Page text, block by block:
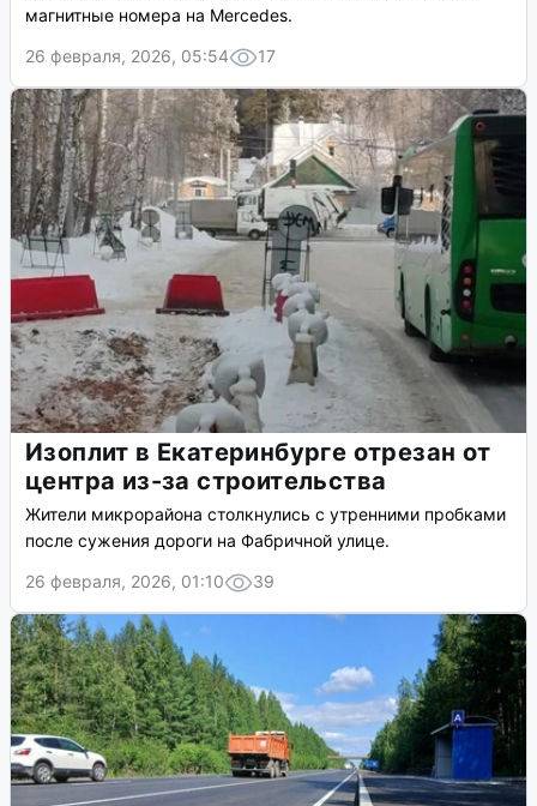
магнитные номера на Mercedes.
26 февраля, 2026, 05:54
17
Изоплит в Екатеринбурге отрезан от
центра из-за строительства
Жители микрорайона столкнулись с утренними пробками
после сужения дороги на Фабричной улице.
26 февраля, 2026, 01:10
39